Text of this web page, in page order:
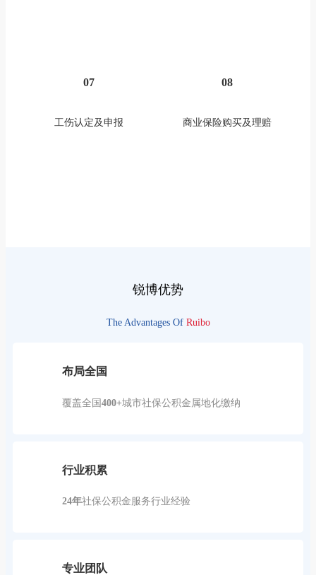
07
工伤认定及申报
08
商业保险购买及理赔
锐博优势
The Advantages Of Ruibo
布局全国
覆盖全国 400+城市社保公积金属地化缴纳
行业积累
24年社保公积金服务行业经验
专业团队